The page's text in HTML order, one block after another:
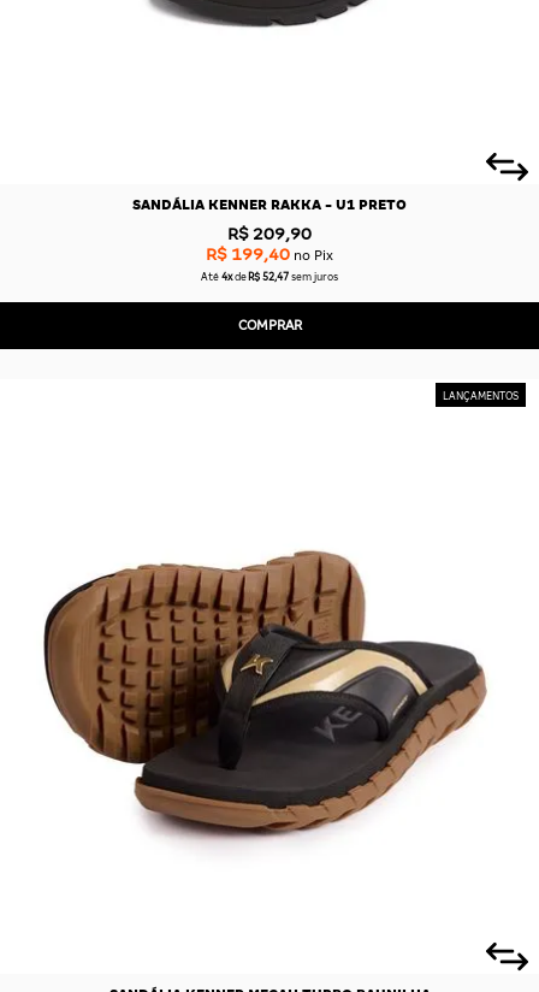
SANDÁLIA KENNER RAKKA - U1 PRETO
R$ 209,90
R$ 199,40 no Pix
Até 4x de R$ 52,47 sem juros
COMPRAR